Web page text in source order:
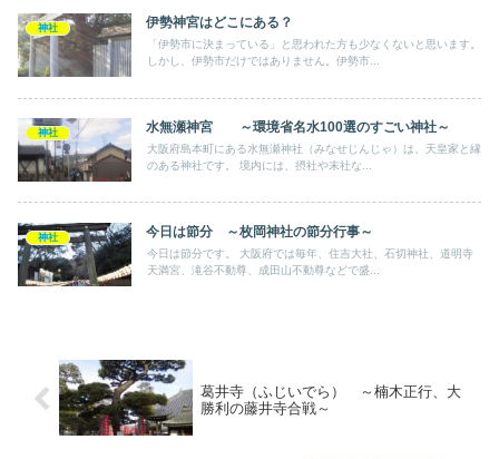
神社 伊勢神宮はどこにある？
「伊勢市に決まっている」と思われた方も少なくないと思います。
しかし、伊勢市だけではありません。伊勢市...
神社 水無瀬神宮 ～環境省名水100選のすごい神社～
大阪府島本町にある水無瀬神社（みなせじんじゃ）は、天皇家と縁
のある神社です。 境内には、摂社や末社な...
神社 今日は節分 ～枚岡神社の節分行事～
今日は節分です。 大阪府では毎年、住吉大社、石切神社、道明寺
天満宮、滝谷不動尊、成田山不動尊などで盛...
葛井寺（ふじいでら） ～楠木正行、大
勝利の藤井寺合戦～